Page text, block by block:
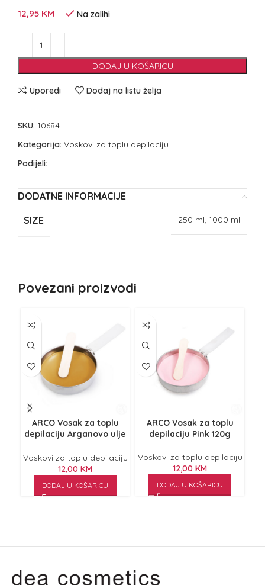
12,95 KM Na zalihi
DODAJ U KOŠARICU
Uporedi Dodaj na listu želja
SKU: 10684
Kategorija: Voskovi za toplu depilaciju
Podijeli:
DODATNE INFORMACIJE
SIZE 250 ml, 1000 ml
Povezani proizvodi
ARCO Vosak za toplu
depilaciju Arganovo ulje
Voskovi za toplu depilaciju
12,00 KM
DODAJ U KOŠARICU
ARCO Vosak za toplu
depilaciju Pink 120g
Voskovi za toplu depilaciju
12,00 KM
DODAJ U KOŠARICU